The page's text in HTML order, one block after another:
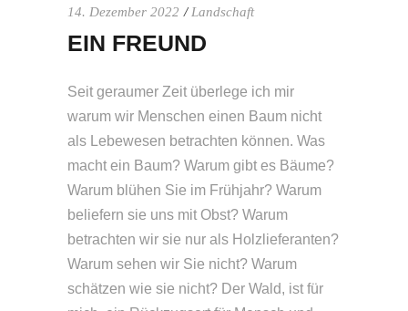
14. Dezember 2022 Landschaft
EIN FREUND
Seit geraumer Zeit überlege ich mir
warum wir Menschen einen Baum nicht
als Lebewesen betrachten können. Was
macht ein Baum? Warum gibt es Bäume?
Warum blühen Sie im Frühjahr? Warum
beliefern sie uns mit Obst? Warum
betrachten wir sie nur als Holzlieferanten?
Warum sehen wir Sie nicht? Warum
schätzen wie sie nicht? Der Wald, ist für